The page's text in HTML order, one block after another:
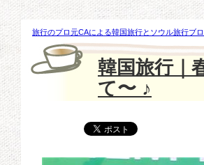
旅行のプロ元CAによる韓国旅行とソウル旅行ブ
さ」を添えて〜 ♪
韓国旅行｜
て〜 ♪